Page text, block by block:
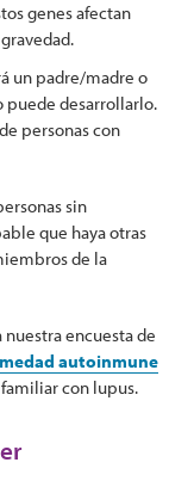
genes afectan
un padre/madre o
puede desarrollarlo.
personas con
sin
que haya otras
de la
encuesta de
autoinmune
con lupus.